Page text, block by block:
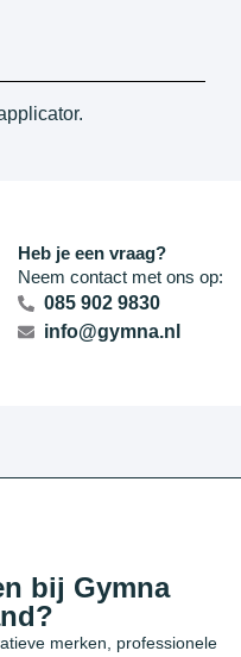
Heb je een vraag?
Neem contact met ons op:
085 902 9830
info@gymna.nl
bij Gymna
merken, professionele